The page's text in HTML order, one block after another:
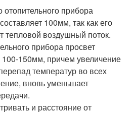
прибора
100мм, так как его
воздушный поток.
прибора просвет
100-150мм, причем увеличение
температур во всех
вновь уменьшает
и расстояние от